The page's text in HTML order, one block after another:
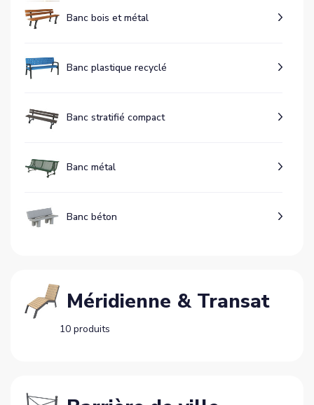
Banc bois et métal
Banc plastique recyclé
Banc stratifié compact
Banc métal
Banc béton
Méridienne & Transat
10 produits